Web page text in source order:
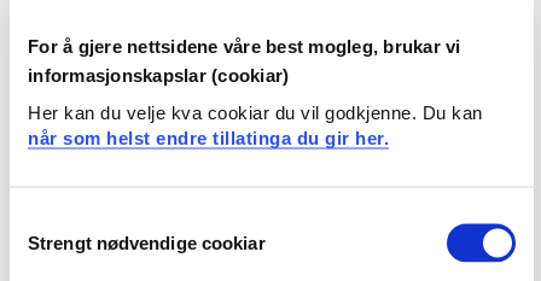
For å gjere nettsidene våre best mogleg, brukar vi
informasjonskapslar (cookiar)
Her kan du velje kva cookiar du vil godkjenne. Du kan
når som helst endre tillatinga du gir her.
Selection
Strengt nødvendige cookiar
Obligatoriske emner
fleirspråkleg perspektiv